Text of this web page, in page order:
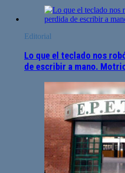
Editorial
Lo que el teclado nos
de escribir a mano.